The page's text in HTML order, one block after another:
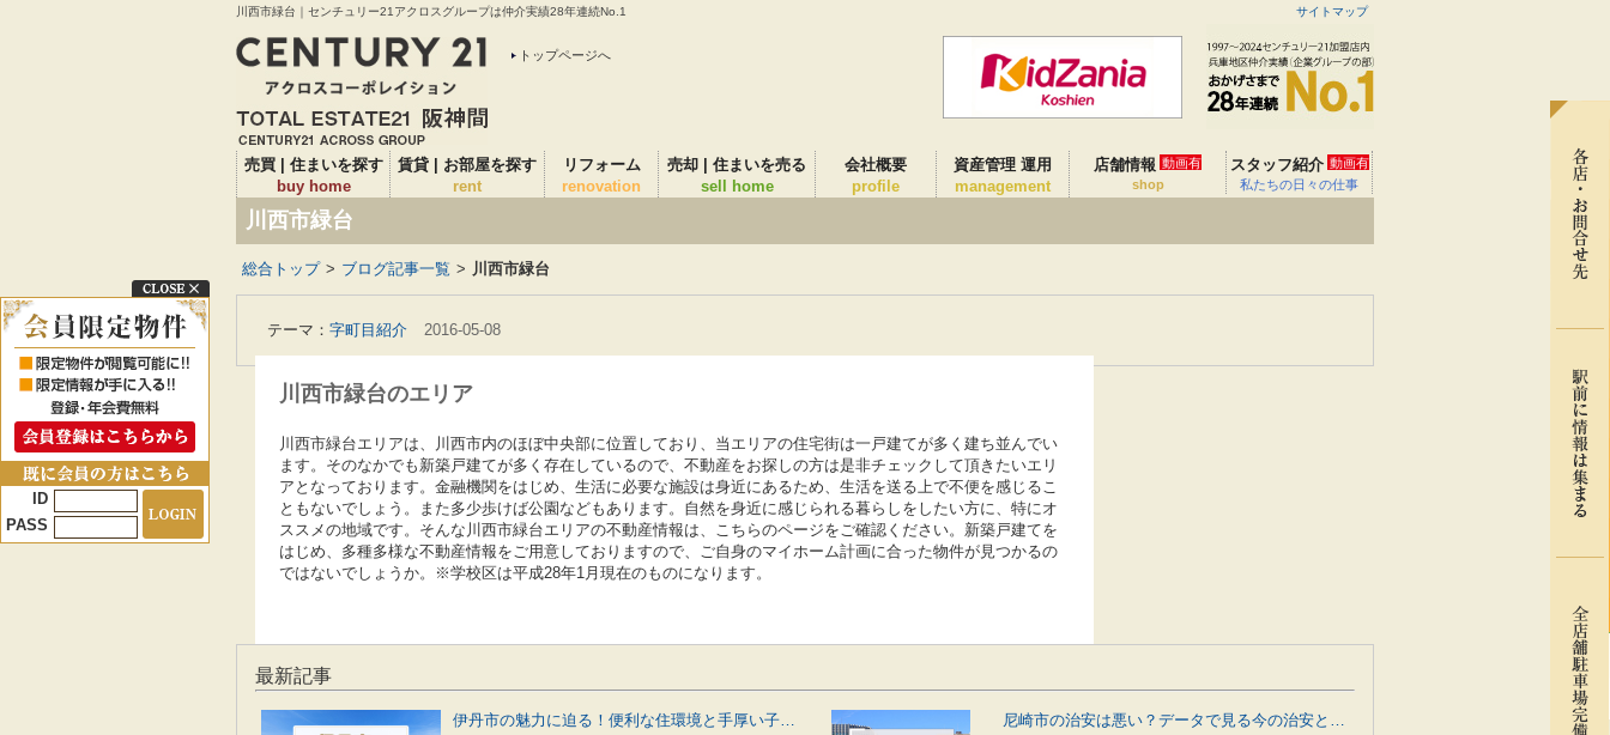
川西市緑台｜センチュリー21アクロスグループは仲介実績28年連続No.1 サイトマップ
トップページへ
売買 | 住まいを探す
buy home
賃貸 | お部屋を探す
rent
リフォーム
renovation
売却 | 住まいを売る
sell home
会社概要
profile
資産管理 運用
management
店舗情報 動画有
shop
スタッフ紹介 動画有
私たちの日々の仕事
川西市緑台
総合トップ > ブログ記事一覧 > 川西市緑台
テーマ： 字町目紹介 2016-05-08
川西市緑台のエリア
川西市緑台エリアは、川西市内のほぼ中央部に位置しており、当エリアの住宅街は一戸建てが多く建ち並んでい
ます。そのなかでも新築戸建てが多く存在しているので、不動産をお探しの方は是非チェックして頂きたいエリ
アとなっております。金融機関をはじめ、生活に必要な施設は身近にあるため、生活を送る上で不便を感じるこ
ともないでしょう。また多少歩けば公園などもあります。自然を身近に感じられる暮らしをしたい方に、特にオ
ススメの地域です。そんな川西市緑台エリアの不動産情報は、こちらのページをご確認ください。新築戸建てを
はじめ、多種多様な不動産情報をご用意しておりますので、ご自身のマイホーム計画に合った物件が見つかるの
ではないでしょうか。※学校区は平成28年1月現在のものになります。
最新記事
伊丹市の魅力に迫る！便利な住環境と手厚い子育てサポートが揃う街
尼崎市の治安は悪い？データで見る今の治安と行政の防犯対策をご紹介
ID
PASS